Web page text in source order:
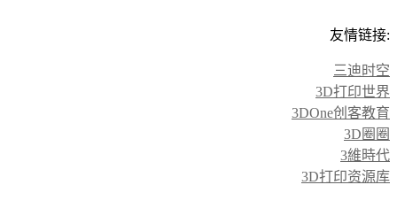
友情链接:
三迪时空
3D打印世界
3DOne创客教育
3D圈圈
3維時代
3D打印资源库